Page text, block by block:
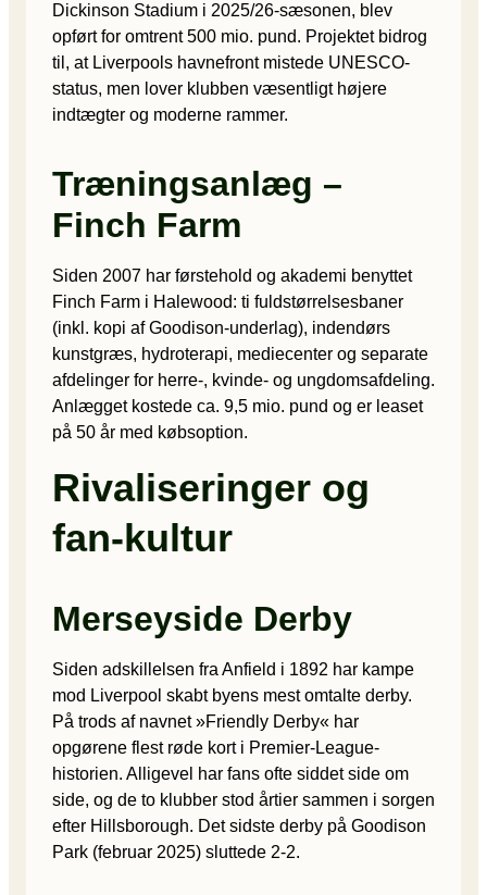
Dickinson Stadium i 2025/26-sæsonen, blev
opført for omtrent 500 mio. pund. Projektet bidrog
til, at Liverpools havnefront mistede UNESCO-
status, men lover klubben væsentligt højere
indtægter og moderne rammer.
Træningsanlæg –
Finch Farm
Siden 2007 har førstehold og akademi benyttet
Finch Farm i Halewood: ti fuldstørrelsesbaner
(inkl. kopi af Goodison-underlag), indendørs
kunstgræs, hydroterapi, mediecenter og separate
afdelinger for herre-, kvinde- og ungdomsafdeling.
Anlægget kostede ca. 9,5 mio. pund og er leaset
på 50 år med købsoption.
Rivaliseringer og
fan-kultur
Merseyside Derby
Siden adskillelsen fra Anfield i 1892 har kampe
mod Liverpool skabt byens mest omtalte derby.
På trods af navnet »Friendly Derby« har
opgørene flest røde kort i Premier-League-
historien. Alligevel har fans ofte siddet side om
side, og de to klubber stod årtier sammen i sorgen
efter Hillsborough. Det sidste derby på Goodison
Park (februar 2025) sluttede 2-2.